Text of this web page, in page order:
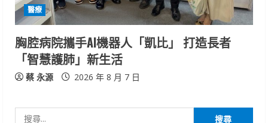
醫療
胸腔病院攜手AI機器人「凱比」 打造長者
「智慧護肺」新生活
蔡 永源 2026 年 8 月 7 日